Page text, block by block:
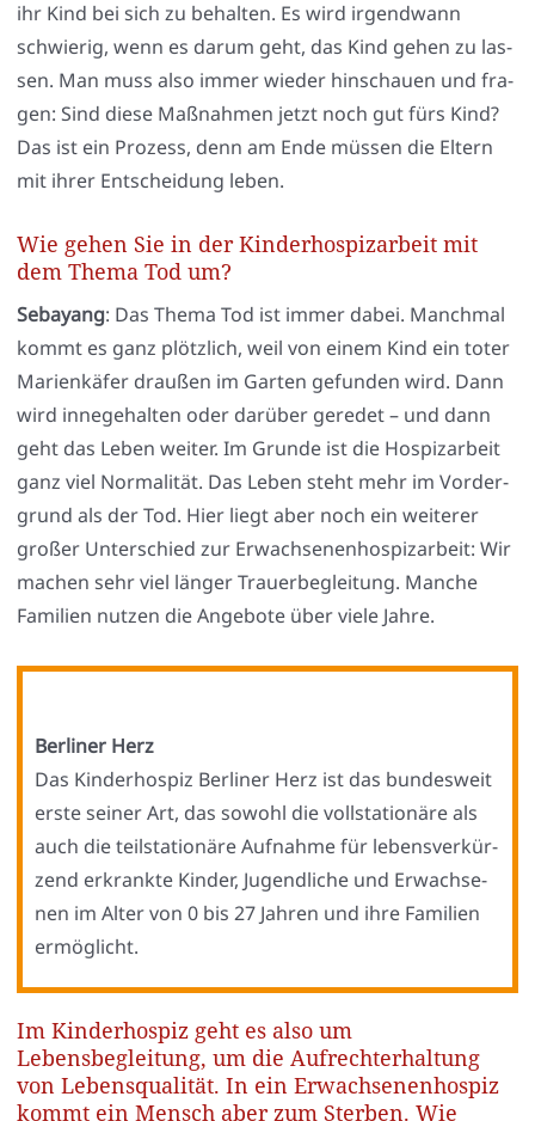
ihr Kind bei sich zu behal­ten. Es wird irgend­wann
schwie­rig, wenn es dar­um geht, das Kind gehen zu las­
sen. Man muss also immer wie­der hin­schau­en und fra­
gen: Sind die­se Maß­nah­men jetzt noch gut fürs Kind?
Das ist ein Pro­zess, denn am Ende müs­sen die Eltern
mit ihrer Ent­schei­dung leben.
Wie gehen Sie in der Kinderhospizarbeit mit
dem Thema Tod um?
Seba­yang: Das The­ma Tod ist immer dabei. Manch­mal
kommt es ganz plötz­lich, weil von einem Kind ein toter
Mari­en­kä­fer drau­ßen im Gar­ten gefun­den wird. Dann
wird inne­ge­hal­ten oder dar­über gere­det – und dann
geht das Leben wei­ter. Im Grun­de ist die Hos­piz­ar­beit
ganz viel Nor­ma­li­tät. Das Leben steht mehr im Vor­der­
grund als der Tod. Hier liegt aber noch ein wei­te­rer
gro­ßer Unter­schied zur Erwach­se­nen­hos­piz­ar­beit: Wir
machen sehr viel län­ger Trau­er­be­glei­tung. Man­che
Fami­li­en nut­zen die Ange­bo­te über vie­le Jah­re.
Ber­li­ner Herz
Das Kin­der­hos­piz Ber­li­ner Herz ist das bun­des­weit
ers­te sei­ner Art, das sowohl die voll­sta­tio­nä­re als
auch die teil­sta­tio­nä­re Auf­nah­me für lebens­ver­kür­
zend erkrank­te Kin­der, Jugend­li­che und Erwach­se­
nen im Alter von 0 bis 27 Jah­ren und ihre Fami­li­en
ermög­licht.
Im Kinderhospiz geht es also um
Lebensbegleitung, um die Aufrechterhaltung
von Lebensqualität. In ein Erwachsenenhospiz
kommt ein Mensch aber zum Sterben. Wie